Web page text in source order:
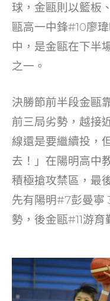
球，金甌則以籃板
甌高一中鋒#10廖
中，是金甌在下半
之一。
決勝節前半段金甌
前三局劣勢，越接
線還是要繼續投，
去！」在陽明高中
積極搶攻禁區，最
先有陽明#7彭曼寧
勢，後金甌#11游育